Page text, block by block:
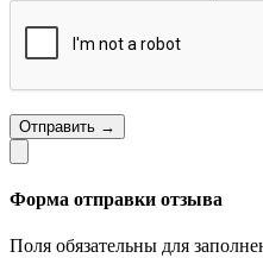
Отправить →
Форма отправки отзыва
Поля обязательны для